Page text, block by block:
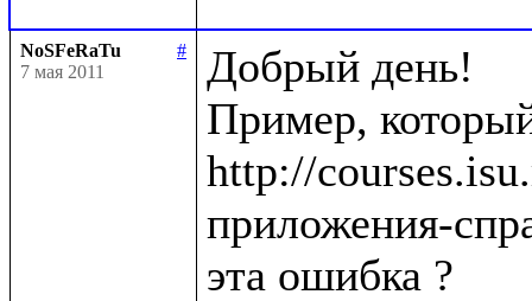
NoSFeRaTu
#
7 мая 2011
Добрый день!
Пример,
http://
приложения-
эта ошибка ?